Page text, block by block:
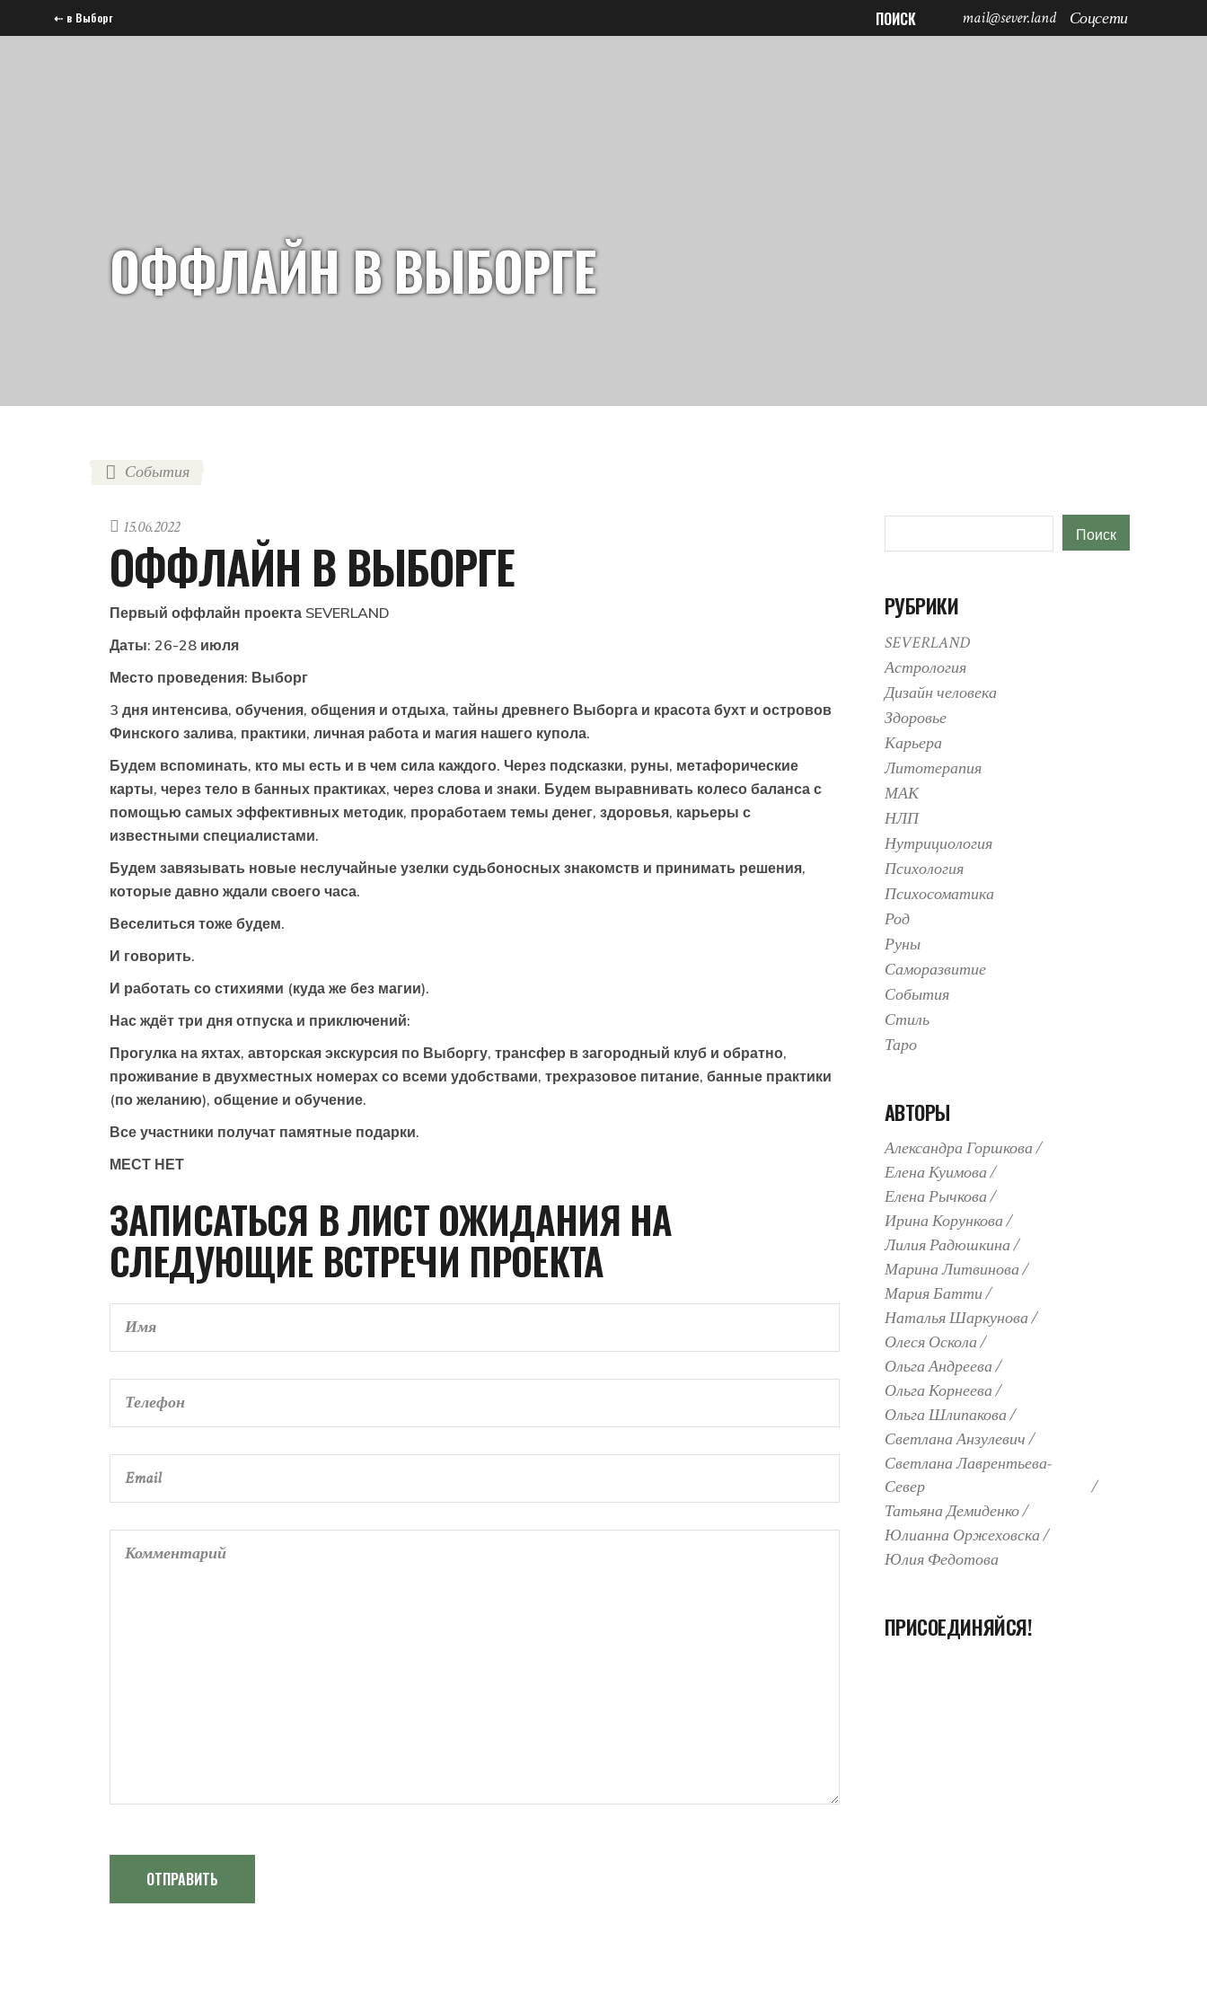
⇠ в Выборг ПОИСК mail@sever.land Соцсети
ОФФЛАЙН В ВЫБОРГЕ
События
15.06.2022
ОФФЛАЙН В ВЫБОРГЕ
Первый оффлайн проекта SEVERLAND
Даты: 26-28 июля
Место проведения: Выборг
3 дня интенсива, обучения, общения и отдыха, тайны древнего Выборга и красота бухт и островов
Финского залива, практики, личная работа и магия нашего купола.
Будем вспоминать, кто мы есть и в чем сила каждого. Через подсказки, руны, метафорические
карты, через тело в банных практиках, через слова и знаки. Будем выравнивать колесо баланса с
помощью самых эффективных методик, проработаем темы денег, здоровья, карьеры с
известными специалистами.
Будем завязывать новые неслучайные узелки судьбоносных знакомств и принимать решения,
которые давно ждали своего часа.
Веселиться тоже будем.
И говорить.
И работать со стихиями (куда же без магии).
Нас ждёт три дня отпуска и приключений:
Прогулка на яхтах, авторская экскурсия по Выборгу, трансфер в загородный клуб и обратно,
проживание в двухместных номерах со всеми удобствами, трехразовое питание, банные практики
(по желанию), общение и обучение.
Все участники получат памятные подарки.
МЕСТ НЕТ
ЗАПИСАТЬСЯ В ЛИСТ ОЖИДАНИЯ НА
СЛЕДУЮЩИЕ ВСТРЕЧИ ПРОЕКТА
ОТПРАВИТЬ
Поиск
РУБРИКИ
SEVERLAND
Астрология
Дизайн человека
Здоровье
Карьера
Литотерапия
МАК
НЛП
Нутрициология
Психология
Психосоматика
Род
Руны
Саморазвитие
События
Стиль
Таро
АВТОРЫ
Александра Горшкова
Елена Куимова
Елена Рычкова
Ирина Корункова
Лилия Радюшкина
Марина Литвинова
Мария Батти
Наталья Шаркунова
Олеся Оскола
Ольга Андреева
Ольга Корнеева
Ольга Шлипакова
Светлана Анзулевич
Светлана Лаврентьева-
Север
Татьяна Демиденко
Юлианна Оржеховска
Юлия Федотова
ПРИСОЕДИНЯЙСЯ!